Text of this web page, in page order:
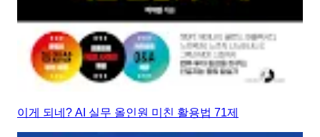
이게 되네? AI 실무 올인원 미친 활용법 71제